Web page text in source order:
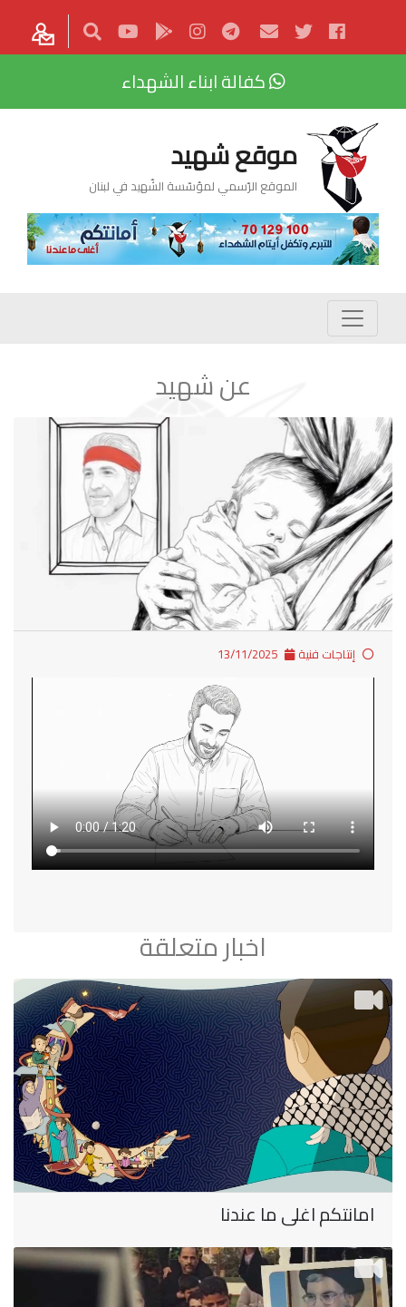
كفالة ابناء الشهداء
موقع شهيد
الموقع الرّسمي لمؤسّسة الشّهيد في لبنان
عن شهيد
إنتاجات فنية
اخبار متعلقة
امانتكم اغلى ما عندنا